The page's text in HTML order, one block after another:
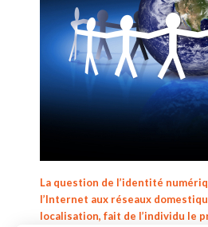
La question de l’identité
l’Internet aux réseaux
localisation, fait de l’individu le